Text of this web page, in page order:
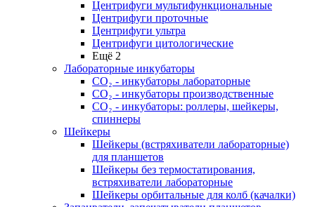
Центрифуги мультифункциональные
Центрифуги проточные
Центрифуги ультра
Центрифуги цитологические
Ещё 2
Лабораторные инкубаторы
СО₂ - инкубаторы лабораторные
СО₂ - инкубаторы производственные
СО₂ - инкубаторы: роллеры, шейкеры,
спиннеры
Шейкеры
Шейкеры (встряхиватели лабораторные)
для планшетов
Шейкеры без термостатирования,
встряхиватели лабораторные
Шейкеры орбитальные для колб (качалки)